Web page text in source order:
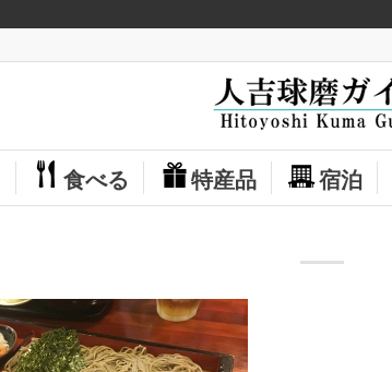
食べる 特産品 宿泊